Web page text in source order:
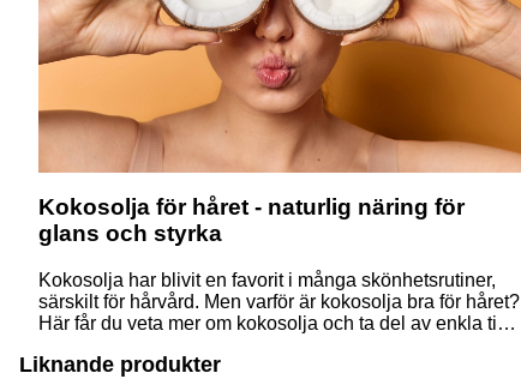
Kokosolja för håret - naturlig näring för
glans och styrka
Kokosolja har blivit en favorit i många skönhetsrutiner,
särskilt för hårvård. Men varför är kokosolja bra för håret?
Här får du veta mer om kokosolja och ta del av enkla tips
mer!
Liknande produkter